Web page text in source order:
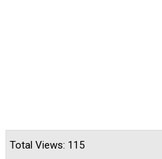
Total Views: 115